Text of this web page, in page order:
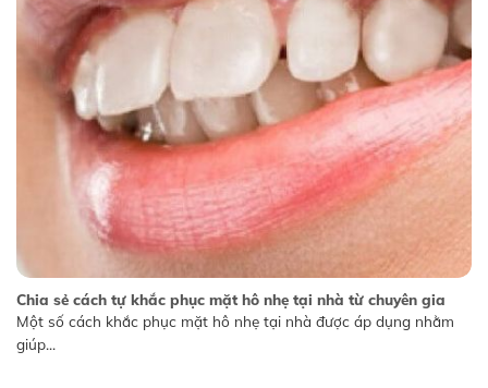
Chia sẻ cách tự khắc phục mặt hô nhẹ tại nhà từ chuyên gia
Một số cách khắc phục mặt hô nhẹ tại nhà được áp dụng nhằm
giúp...